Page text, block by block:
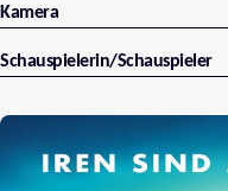
Kamera
Schauspielerin/Schauspieler